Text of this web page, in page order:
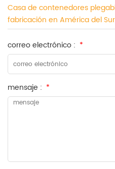
Casa de contenedores
fabricación en América del Sur
correo electrónico : *
mensaje : *